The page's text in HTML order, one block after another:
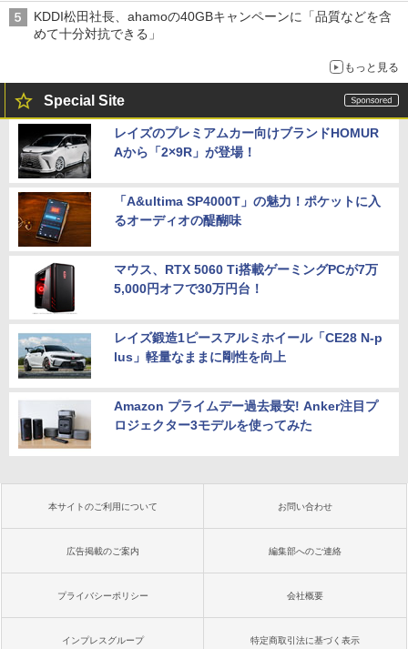
KDDI松田社長、ahamoの40GBキャンペーンに「品質などを含
めて十分対抗できる」
もっと見る
Special Site
レイズのプレミアムカー向けブランドHOMUR
Aから「2×9R」が登場！
「A&ultima SP4000T」の魅力！ポケットに入
るオーディオの醍醐味
マウス、RTX 5060 Ti搭載ゲーミングPCが7万
5,000円オフで30万円台！
レイズ鍛造1ピースアルミホイール「CE28 N-p
lus」軽量なままに剛性を向上
Amazon プライムデー過去最安! Anker注目プ
ロジェクター3モデルを使ってみた
本サイトのご利用について お問い合わせ
広告掲載のご案内 編集部へのご連絡
プライバシーポリシー 会社概要
インプレスグループ 特定商取引法に基づく表示